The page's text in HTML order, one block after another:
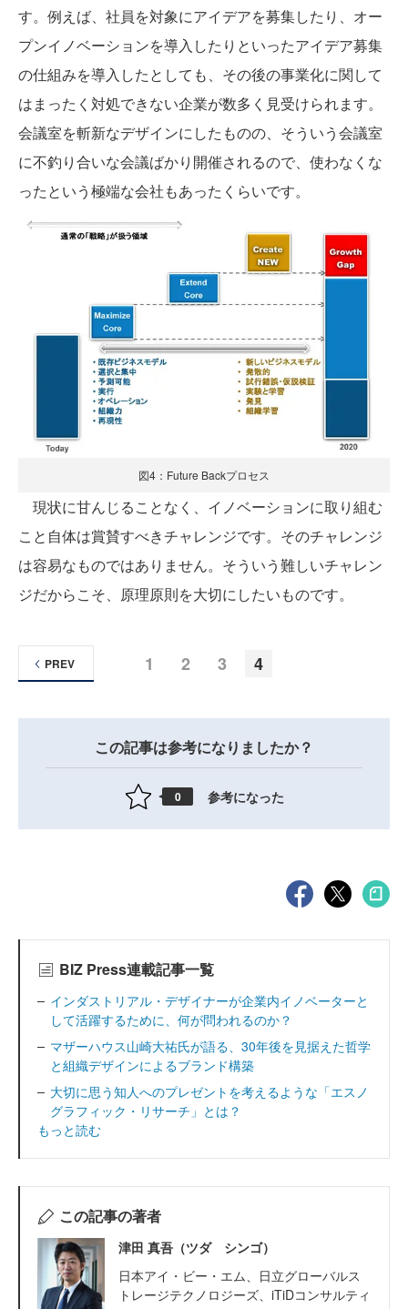
す。例えば、社員を対象にアイデアを募集したり、オー
プンイノベーションを導入したりといったアイデア募集
の仕組みを導入したとしても、その後の事業化に関して
はまったく対処できない企業が数多く見受けられます。
会議室を斬新なデザインにしたものの、そういう会議室
に不釣り合いな会議ばかり開催されるので、使わなくな
ったという極端な会社もあったくらいです。
図4：Future Backプロセス
現状に甘んじることなく、イノベーションに取り組む
こと自体は賞賛すべきチャレンジです。そのチャレンジ
は容易なものではありません。そういう難しいチャレン
ジだからこそ、原理原則を大切にしたいものです。
1 2 3 4
PREV
この記事は参考になりましたか？
0 参考になった
BIZ Press連載記事一覧
インダストリアル・デザイナーが企業内イノベーターと
して活躍するために、何が問われるのか？
マザーハウス山崎大祐氏が語る、30年後を見据えた哲学
と組織デザインによるブランド構築
大切に思う知人へのプレゼントを考えるような「エスノ
グラフィック・リサーチ」とは？
もっと読む
この記事の著者
津田 真吾（ツダ シンゴ）
日本アイ・ビー・エム、日立グローバルス
トレージテクノロジーズ、iTiDコンサルティ